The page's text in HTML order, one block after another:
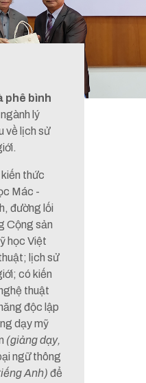
phê bình
lý
về lịch sử
thức
Mác -
đường lối
Cộng sản
học Việt
lịch sử
có kiến
thuật
độc lập
dạy mỹ
(giảng dạy,
ngữ thông
Anh) để